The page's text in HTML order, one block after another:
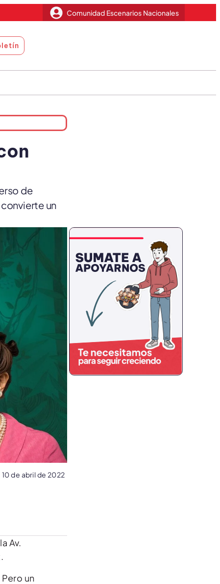
Comunidad Escenarios Nacionales
de
un
10 de abril de 2022
Av.
un